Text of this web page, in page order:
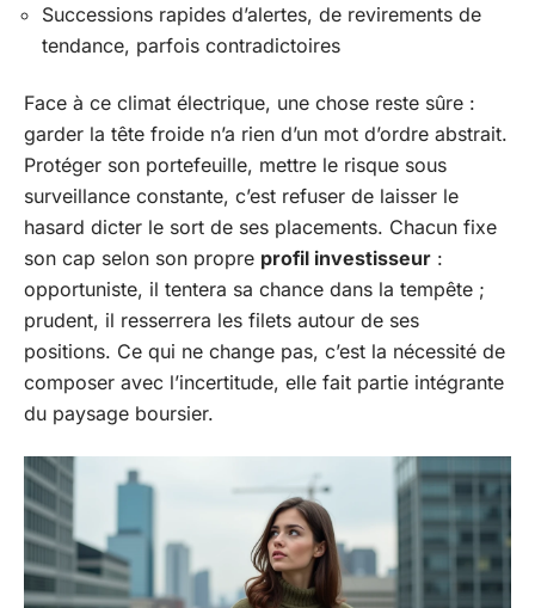
Successions rapides d’alertes, de revirements de
tendance, parfois contradictoires
Face à ce climat électrique, une chose reste sûre :
garder la tête froide n’a rien d’un mot d’ordre abstrait.
Protéger son portefeuille, mettre le risque sous
surveillance constante, c’est refuser de laisser le
hasard dicter le sort de ses placements. Chacun fixe
son cap selon son propre profil investisseur :
opportuniste, il tentera sa chance dans la tempête ;
prudent, il resserrera les filets autour de ses
positions. Ce qui ne change pas, c’est la nécessité de
composer avec l’incertitude, elle fait partie intégrante
du paysage boursier.